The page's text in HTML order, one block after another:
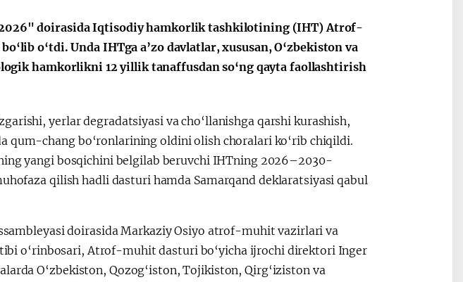
2026" doirasida Iqtisodiy hamkorlik tashkilotining (IHT) Atrof-
o‘tdi. Unda IHTga a’zo davlatlar, xususan, O‘zbekiston va
hamkorlikni 12 yillik tanaffusdan so‘ng qayta faollashtirish
yerlar degradatsiyasi va cho‘llanishga qarshi kurashish,
qum-chang bo‘ronlarining oldini olish choralari ko‘rib chiqildi.
yangi bosqichini belgilab beruvchi IHTning 2026–2030-
qilish hadli dasturi hamda Samarqand deklaratsiyasi qabul
doirasida Markaziy Osiyo atrof-muhit vazirlari va
o‘rinbosari, Atrof-muhit dasturi bo‘yicha ijrochi direktori Inger
O‘zbekiston, Qozog‘iston, Tojikiston, Qirg‘iziston va